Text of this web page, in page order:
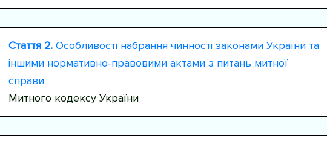
Стаття 2.Особливості набрання чинності законами України та
іншими нормативно-правовими актами з питань митної
справи
Митного кодексу України